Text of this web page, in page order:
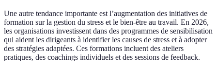
Une autre tendance importante est l’augmentation des initiatives de
formation sur la gestion du stress et le bien-être au travail. En 2026,
les organisations investissent dans des programmes de sensibilisation
qui aident les dirigeants à identifier les causes de stress et à adopter
des stratégies adaptées. Ces formations incluent des ateliers
pratiques, des coachings individuels et des sessions de feedback.